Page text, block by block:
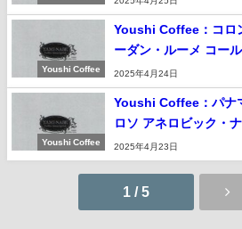
Youshi Coffee
Youshi Coffee：コロ
ーダン・ルーメ コー
2025年4月24日
Youshi Coffee
Youshi Coffee：パナ
ロソ アネロビック・
2025年4月23日
1 / 5